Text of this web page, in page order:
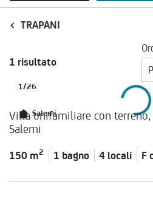
TRAPANI
1 risultato
Salemi
1/26
Villa unifamiliare con terreno,
Salemi
150 m2 1 bagno 4 locali F